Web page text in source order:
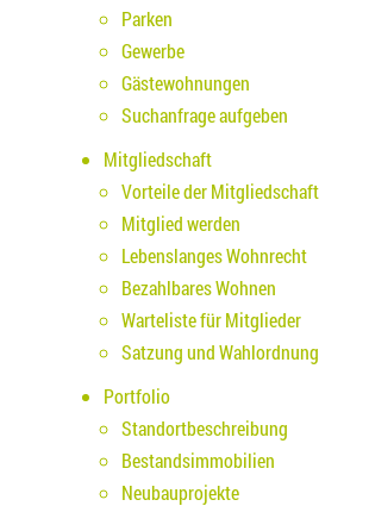
Parken
Gewerbe
Gästewohnungen
Suchanfrage aufgeben
Mitgliedschaft
Vorteile der Mitgliedschaft
Mitglied werden
Lebenslanges Wohnrecht
Bezahlbares Wohnen
Warteliste für Mitglieder
Satzung und Wahlordnung
Portfolio
Standortbeschreibung
Bestandsimmobilien
Neubauprojekte